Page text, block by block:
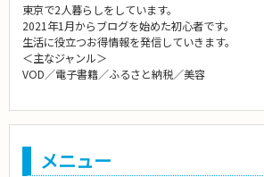
東京で2人暮らしをしています。
2021年1月からブログを始めた初心者です。
生活に役立つお得情報を発信していきます。
＜主なジャンル＞
VOD／電子書籍／ふるさと納税／美容
メニュー